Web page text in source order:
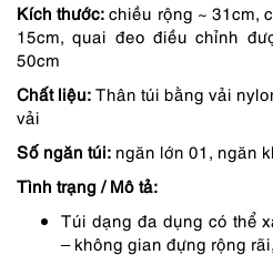
là:
tại
638,000 ₫.
Kích thước: chiều rộng ~ 31cm,
15cm, quai đeo điều chỉnh
50cm
Chất liệu: Thân túi bằng vải
vải
Số ngăn túi: ngăn lớn 01, ngăn
Tình trạng / Mô tả:
Túi dạng đa dụng có thể
– không gian đựng rộng